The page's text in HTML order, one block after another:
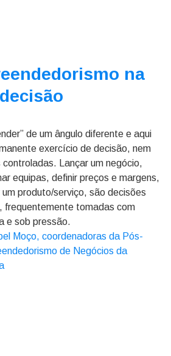
na
de um ângulo diferente e aqui
exercício de decisão, nem
Lançar um negócio,
equipas, definir preços e margens,
produto/serviço, são decisões
frequentemente tomadas com
e sob pressão.